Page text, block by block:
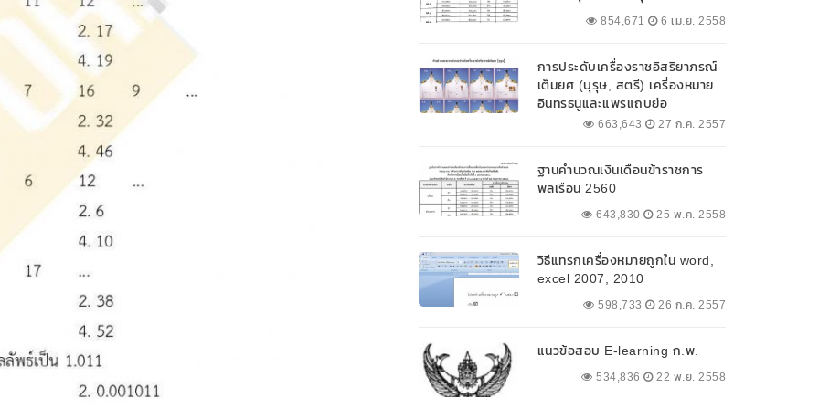
854,671 6 เม.ย. 2558
การประดับเครื่องราชอิสริยาภรณ์
เต็มยศ (บุรุษ, สตรี) เครื่องหมาย
อินทรธนูและแพรแถบย่อ
663,643 27 ก.ค. 2557
ฐานคำนวณเงินเดือนข้าราชการ
พลเรือน 2560
643,830 25 พ.ค. 2558
วิธีแทรกเครื่องหมายถูกใน word,
excel 2007, 2010
598,733 26 ก.ค. 2557
แนวข้อสอบ E-learning ก.พ.
534,836 22 พ.ย. 2558